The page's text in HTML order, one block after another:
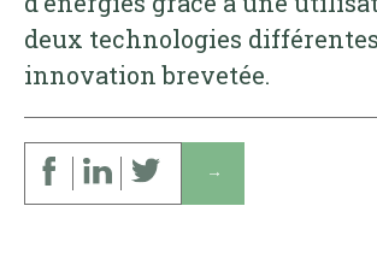
deux technologies
innovation brevetée.
↓